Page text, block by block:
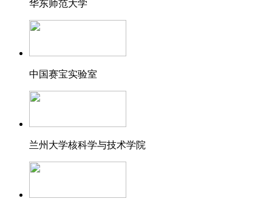
华东师范大学
中国赛宝实验室
兰州大学核科学与技术学院